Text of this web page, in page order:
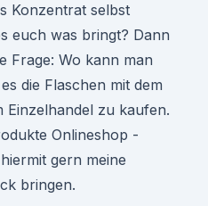
Konzentrat selbst
euch was bringt? Dann
Frage: Wo kann man
die Flaschen mit dem
Einzelhandel zu kaufen.
Onlineshop -
gern meine
bringen.